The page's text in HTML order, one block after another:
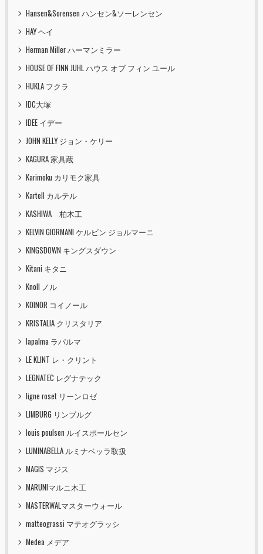
Hansen&Sorensen ハンセン&ソーレンセン
HAY ヘイ
Herman Miller ハーマンミラー
HOUSE OF FINN JUHL ハウス オブ フィン ユール
HUKLA フクラ
IDC大塚
IDEE イデー
JOHN KELLY ジョン・ケリー
KAGURA 家具蔵
Karimoku カリモク家具
Kartell カルテル
KASHIWA 柏木工
KELVIN GIORMANI ケルビン ジョルマーニ
KINGSDOWN キングスダウン
Kitani キタニ
Knoll ノル
KOINOR コイノール
KRISTALIA クリスタリア
lapalma ラパルマ
LE KLINT レ・クリント
LEGNATEC レグナテック
ligne roset リーンロゼ
LIMBURG リンブルグ
louis poulsen ルイスポールセン
LUMINABELLA ルミナベッラ取扱
MAGIS マジス
MARUNIマルニ木工
MASTERWALマスターウォール
matteograssi マテオグラッシ
Medea メデア